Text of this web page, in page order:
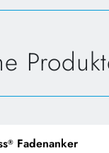
® Fadenanker